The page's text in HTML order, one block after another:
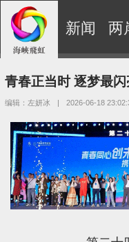
新闻 两
青春正当时 逐梦最闪
编辑：左妍冰 | 2026-06-18